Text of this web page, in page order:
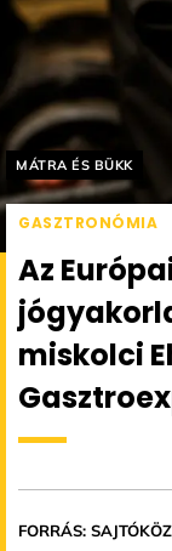
Helyszín címkék:
MÁTRA ÉS BÜKK
GASZTRONÓMIA
Az
miskolci
FORRÁS: